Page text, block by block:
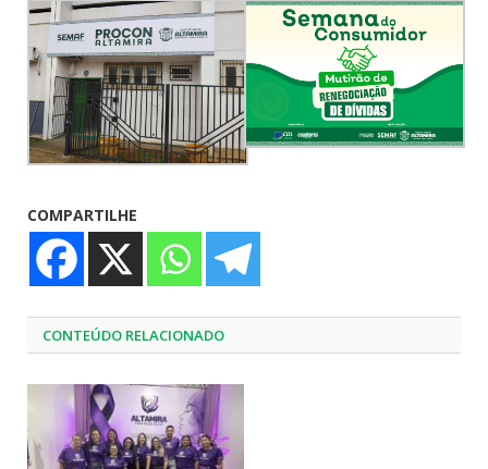
COMPARTILHE
CONTEÚDO RELACIONADO